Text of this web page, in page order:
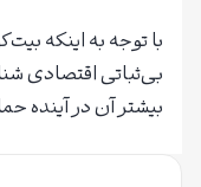
با توجه به اینکه
بی‌ثباتی اقتصادی
بیشتر آن در آینده